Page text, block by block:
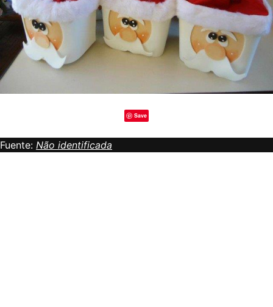
Save
Fuente: Não identificada